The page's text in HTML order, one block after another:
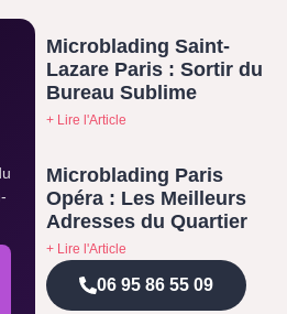
Microblading Saint-
Lazare Paris : Sortir du
Bureau Sublime
+ Lire l'Article
Microblading Paris
Opéra : Les Meilleurs
Adresses du Quartier
+ Lire l'Article
06 95 86 55 09